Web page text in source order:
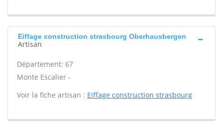
Eiffage construction strasbourg Oberhausbergen
Artisan
Département: 67
Monte Escalier -
Voir la fiche artisan : Eiffage construction strasbourg